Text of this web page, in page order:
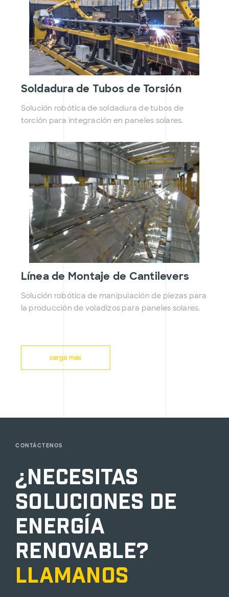
Soldadura de Tubos de Torsión
Solución robótica de soldadura de tubos de
torción para integración en paneles solares.
Línea de Montaje de Cantilevers
Solución robótica de manipulación de piezas para
la producción de voladizos para paneles solares.
carga más
CONTÁCTENOS
¿Necesitas
soluciones de
energía
renovable?
llamanos